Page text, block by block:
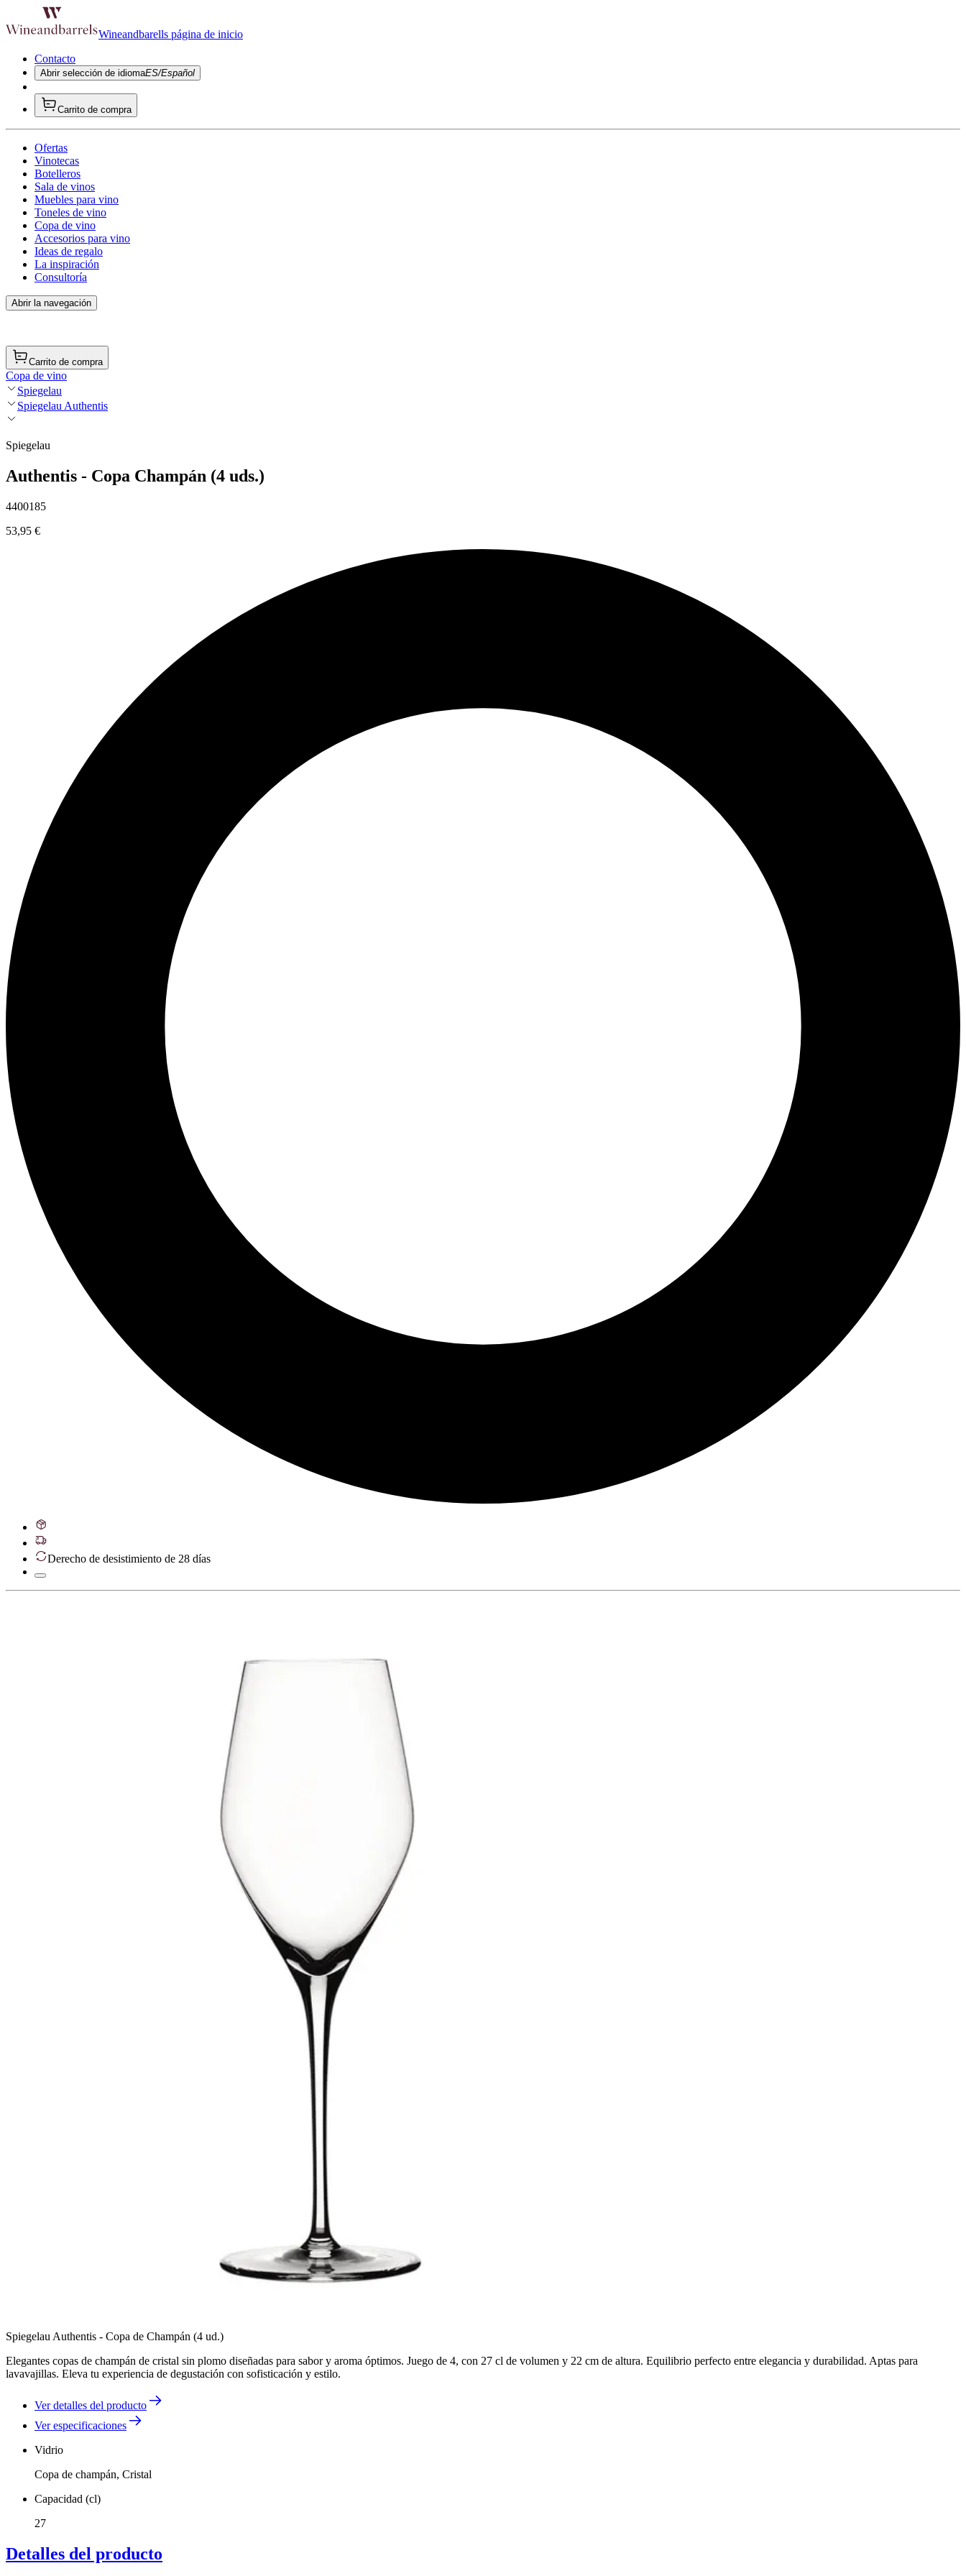
Wineandbarells página de inicio
Contacto
Abrir selección de idiomaES/Español
Carrito de compra
Ofertas
Vinotecas
Botelleros
Sala de vinos
Muebles para vino
Toneles de vino
Copa de vino
Accesorios para vino
Ideas de regalo
La inspiración
Consultoría
Abrir la navegación
Carrito de compra
Copa de vino
Spiegelau
Spiegelau Authentis
Spiegelau
Authentis - Copa Champán (4 uds.)
4400185
53,95 €
Derecho de desistimiento de 28 días
Spiegelau Authentis - Copa de Champán (4 ud.)
Elegantes copas de champán de cristal sin plomo diseñadas para sabor y aroma óptimos. Juego de 4, con 27 cl de volumen y 22 cm de altura. Equilibrio perfecto entre elegancia y durabilidad. Aptas para
lavavajillas. Eleva tu experiencia de degustación con sofisticación y estilo.
Ver detalles del producto
Ver especificaciones
Vidrio
Copa de champán, Cristal
Capacidad (cl)
27
Detalles del producto